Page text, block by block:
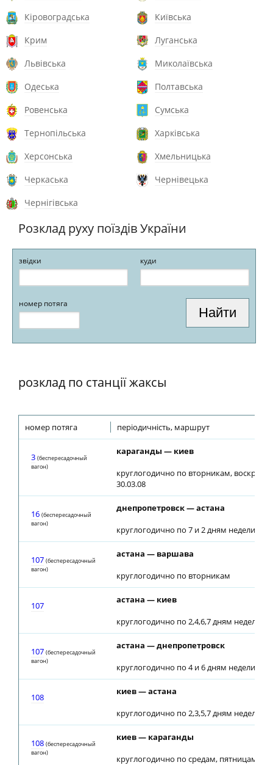
Кіровоградська
Київська
Крим
Луганська
Львівська
Миколаївська
Одеська
Полтавська
Ровенська
Сумська
Тернопільська
Харківська
Херсонська
Хмельницька
Черкаська
Чернівецька
Чернігівська
Розклад руху поїздів України
звідки куди
номер потяга
розклад по станції жаксы
номер потяга періодичність, маршрут
3 (беспересадочный
вагон)
караганды — киев
круглогодично по вторникам,
30.03.08
16 (беспересадочный
вагон)
днепропетровск — астана
круглогодично по 7 и 2 дням недели
107 (беспересадочный
вагон)
астана — варшава
круглогодично по вторникам
107
астана — киев
круглогодично по 2,4,6,7 дням недели
107 (беспересадочный
вагон)
астана — днепропетровск
круглогодично по 4 и 6 дням недели
108
киев — астана
круглогодично по 2,3,5,7 дням недели
108 (беспересадочный
вагон)
киев — караганды
круглогодично по средам, пятницам с